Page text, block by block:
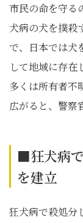
市民の命を守る
犬病の犬を撲殺
で、日本では犬
して地域に存
多くは所有者不
広がると、警察
■狂犬病
を建立
狂犬病で殺処分